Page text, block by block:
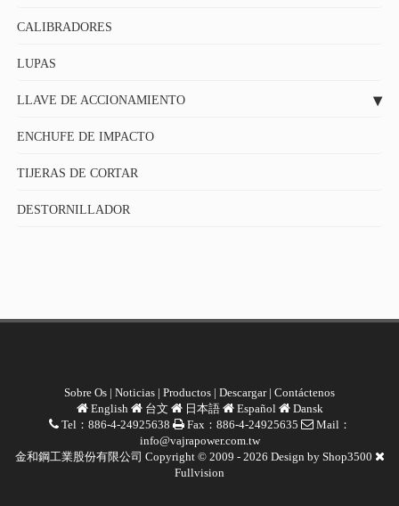
CALIBRADORES
LUPAS
LLAVE DE ACCIONAMIENTO
ENCHUFE DE IMPACTO
TIJERAS DE CORTAR
DESTORNILLADOR
Sobre Os | Noticias | Productos | Descargar| Contáctenos
English
台文 日本語 Español
Dansk
Tel：886-4-24925638
Fax：886-4-24925635
Mail：
info@vajrapower.com.tw
金和鋼工業股份有限公司 Copyright © 2009 - 2026 Design by Shop3500
Fullvision